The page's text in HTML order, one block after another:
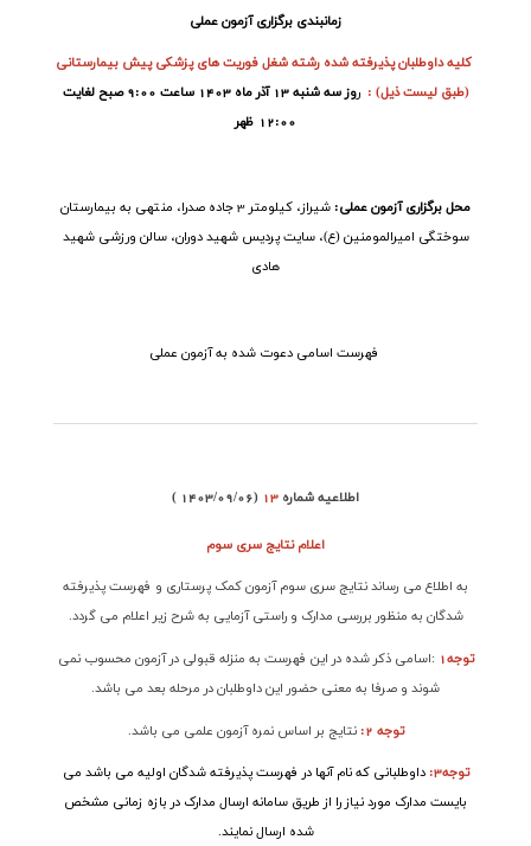
زمانبندی برگزاری آزمون عملی
کلیهداوطلبان پذیرفته شده رشته شغل فوریت های پزشکی پیش بیمارستانی
(طبق لیست ذیل) : ر
وز سه شنبه 13 آذر ماه 1403 ساعت 9:00 صبح لغایت
12:00 ظهر
محل برگزاری آزمون عملی:
شیراز، کیلومتر 3 جاده صدرا، منتهی به بیمارستان
سوختگی امیرالمومنین (ع)، سایت پردیس شهید دوران، سالن ورزشی شهید
هادی
فهرست اسامی دعوت شده به آزمون عملی
اطلاعیه شماره 13
( 1403/09/06)
اعلام نتایجسری سوم
به اطلاع می رساند نتایج سری سوم آزمون کمک پرستاری و فهرست پذیرفته
شدگان به منظور بررسی مدارک و راستی آزمایی به شرح زیر اعلام می گردد.
توجه1 :اسامی ذکر شده در این فهرست به منزله قبولی در آزمون محسوب نمی
شوند و صرفا به معنی حضور این داوطلبان در مرحله بعد می باشد.
توجه 2: نتایج بر اساس نمره آزمون علمی می باشد.
توجه3 : داوطلبانی که نام آنها در فهرست پذیرفته شدگان اولیه می باشد می
بایست مدارک مورد نیاز را از طریق سامانه ارسال مدارک در بازه زمانی مشخص
شده ارسال نمایند.